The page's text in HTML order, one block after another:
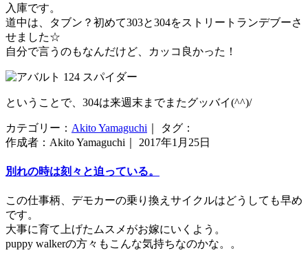
入庫です。
道中は、タブン？初めて303と304をストリートランデブーさ
せました☆
自分で言うのもなんだけど、カッコ良かった！
ということで、304は来週末までまたグッバイ(^^)/
カテゴリー： Akito Yamaguchi ｜ タグ：
作成者：Akito Yamaguchi｜ 2017年1月25日
別れの時は刻々と迫っている。
この仕事柄、デモカーの乗り換えサイクルはどうしても早め
です。
大事に育て上げたムスメがお嫁にいくよう。
puppy walkerの方々もこんな気持ちなのかな。。